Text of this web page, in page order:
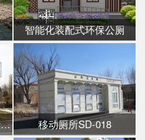
智能化装配式环保公厕
新型装配式移动环保智能公厕 移动厕所SD-018